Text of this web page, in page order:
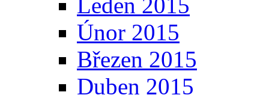
Únor 2015
Březen 2015
Duben 2015